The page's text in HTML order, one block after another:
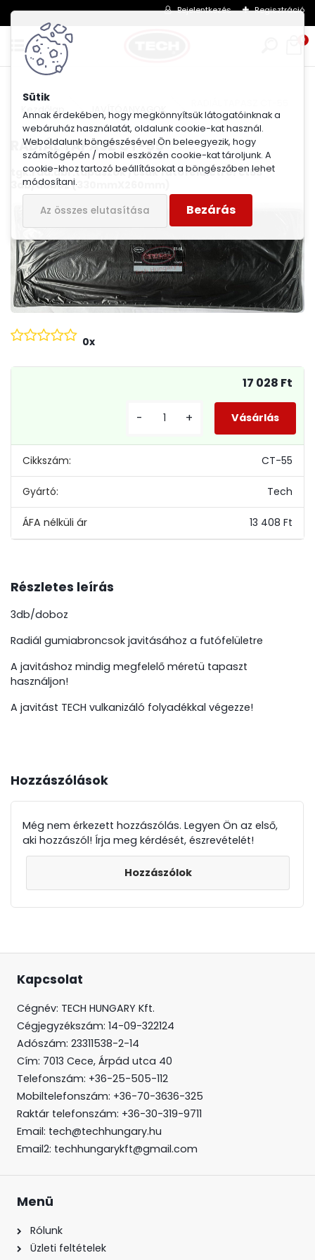
Annak érdekében, hogy megkönnyítsük látogatóinknak a
webáruház használatát, oldalunk cookie-kat használ.
Weboldalunk böngészésével Ön beleegyezik, hogy
számítógépén / mobil eszközén cookie-kat tároljunk. A
cookie-khoz tartozó beállításokat a böngészőben lehet
módosítani.
Az összes elutasítása Bezárás
Bejelentkezés Regisztráció
0
Kezdőlap JAVÍTÓANYAGOK
RADIÁL TAPASZ CT-55
tgk.rad.abr.tapaszok /csak futófelületre! ct55
3db/doboz (330mmX260mm)
0x
Cikkszám: CT-55
Gyártó: Tech
13 408 Ft
17 028 Ft
- +
Részletes leírás
3db/doboz
Radiál gumiabroncsok javitásához a futófelületre
A javitáshoz mindig megfelelő méretü tapaszt
használjon!
A javitást TECH vulkanizáló folyadékkal végezze!
Hozzászólások
Még nem érkezett hozzászólás. Legyen Ön az első,
aki hozzászól! Írja meg kérdését, észrevételét!
Hozzászólok
Kapcsolat
Cégnév: TECH HUNGARY Kft.
Cégjegyzékszám: 14-09-322124
Adószám: 23311538-2-14
Cím: 7013 Cece, Árpád utca 40
Telefonszám: +36-25-505-112
Mobiltelefonszám: +36-70-3636-325
Raktár telefonszám: +36-30-319-9711
Email: tech@techhungary.hu
Email2: techhungarykft@gmail.com
Menü
Rólunk
Üzleti feltételek